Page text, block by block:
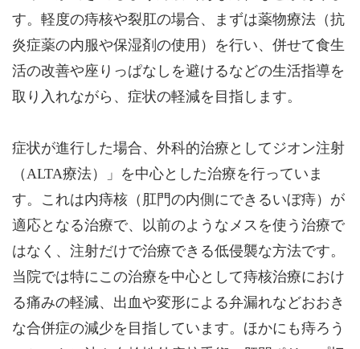
す。軽度の痔核や裂肛の場合、まずは薬物療法（抗
炎症薬の内服や保湿剤の使用）を行い、併せて食生
活の改善や座りっぱなしを避けるなどの生活指導を
取り入れながら、症状の軽減を目指します。
症状が進行した場合、外科的治療としてジオン注射
（ALTA療法）」を中心とした治療を行っていま
す。これは内痔核（肛門の内側にできるいぼ痔）が
適応となる治療で、以前のようなメスを使う治療で
はなく、注射だけで治療できる低侵襲な方法です。
当院では特にこの治療を中心として痔核治療におけ
る痛みの軽減、出血や変形による弁漏れなどおおき
な合併症の減少を目指しています。ほかにも痔ろう